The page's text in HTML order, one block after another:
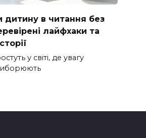
дитину в читання без
лайфхаки та
у світі, де увагу